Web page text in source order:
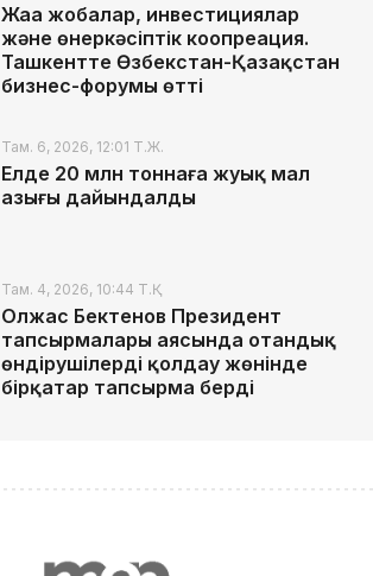
Жаңа жобалар, инвестициялар
және өнеркәсіптік коопреация.
Ташкентте Өзбекстан-Қазақстан
бизнес-форумы өтті
Там. 6, 2026, 12:01 Т.Ж.
Елде 20 млн тоннаға жуық мал
азығы дайындалды
Там. 4, 2026, 10:44 Т.Қ.
Олжас Бектенов Президент
тапсырмалары аясында отандық
өндірушілерді қолдау жөнінде
бірқатар тапсырма берді